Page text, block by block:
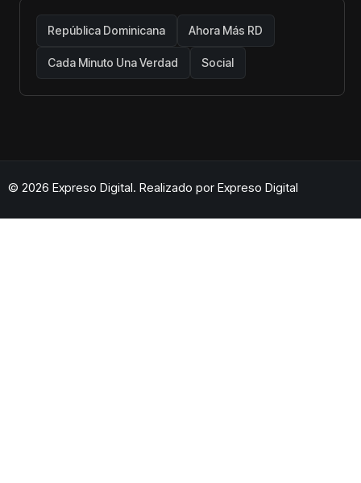
República Dominicana Ahora Más RD
Cada Minuto Una Verdad Social
© 2026 Expreso Digital. Realizado por Expreso Digital